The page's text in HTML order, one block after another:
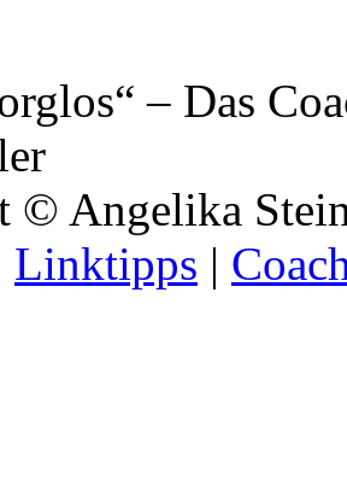
– Das
© Angelika
Linktipps |